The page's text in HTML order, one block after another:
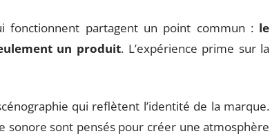
fonctionnent partagent un point commun : le
un produit. L’expérience prime sur la
qui reflètent l’identité de la marque.
sonore sont pensés pour créer une atmosphère